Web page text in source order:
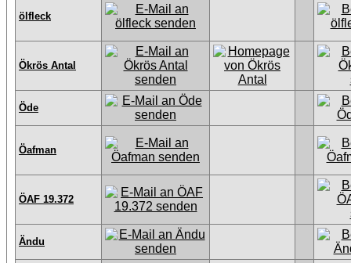
ölfleck
Ökrös Antal
Öde
Öafman
ÖAF 19.372
Ändu